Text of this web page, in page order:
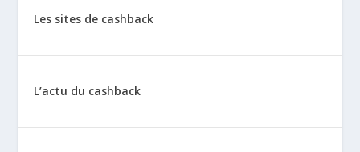
Les sites de cashback
L’actu du cashback